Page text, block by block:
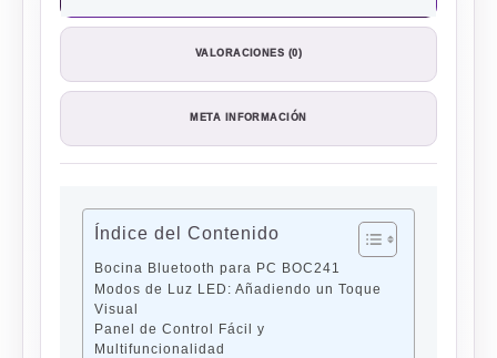
VALORACIONES (0)
META INFORMACIÓN
Índice del Contenido
Bocina Bluetooth para PC BOC241
Modos de Luz LED: Añadiendo un Toque
Visual
Panel de Control Fácil y
Multifuncionalidad